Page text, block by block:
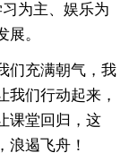
为主、娱乐为
。
们充满朝气，我
我们行动起来，
课堂回归，这
浪遏飞舟！